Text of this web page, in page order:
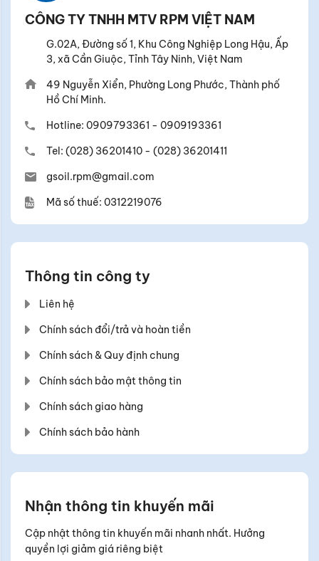
CÔNG TY TNHH MTV RPM VIỆT NAM
G.02A, Đường số 1, Khu Công Nghiệp Long Hậu, Ấp
3, xã Cần Giuộc, Tỉnh Tây Ninh, Việt Nam
49 Nguyễn Xiển, Phường Long Phước, Thành phố
Hồ Chí Minh.
Hotline: 0909793361 - 0909193361
Tel: (028) 36201410 - (028) 36201411
gsoil.rpm@gmail.com
Mã số thuế: 0312219076
Thông tin công ty
Liên hệ
Chính sách đổi/trả và hoàn tiền
Chính sách & Quy định chung
Chính sách bảo mật thông tin
Chính sách giao hàng
Chính sách bảo hành
Nhận thông tin khuyến mãi
Cập nhật thông tin khuyến mãi nhanh nhất. Hưởng
quyền lợi giảm giá riêng biệt